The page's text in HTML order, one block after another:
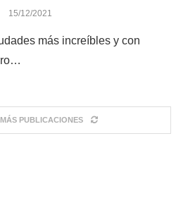
15/12/2021
más increíbles y con
PUBLICACIONES